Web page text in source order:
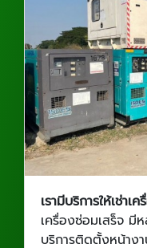
เรามีบริการให้เช่าเ
เครื่องซ่อมเสร็จ มี
บริการติดตั้งหน้าง